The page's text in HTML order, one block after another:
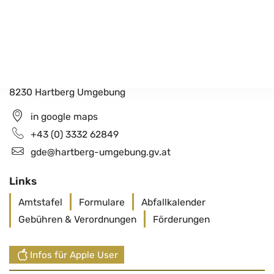
8230 Hartberg Umgebung
in google maps
+43 (0) 3332 62849
gde@hartberg-umgebung.gv.at
Links
Amtstafel Formulare
Abfallkalender
Gebühren & Verordnungen
Förderungen
Infos für Apple User